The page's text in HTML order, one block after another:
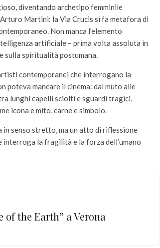
diventando archetipo femminile
Martini: la Via Crucis si fa metafora di
Non manca l’elemento
artificiale – prima volta assoluta in
sulla spiritualità postumana.
contemporanei che interrogano la
poteva mancare il cinema: dal muto alle
lunghi capelli sciolti e sguardi tragici,
icona e mito, carne e simbolo.
in senso stretto, ma un atto di riflessione
la fragilità e la forza dell’umano
of the Earth” a Verona